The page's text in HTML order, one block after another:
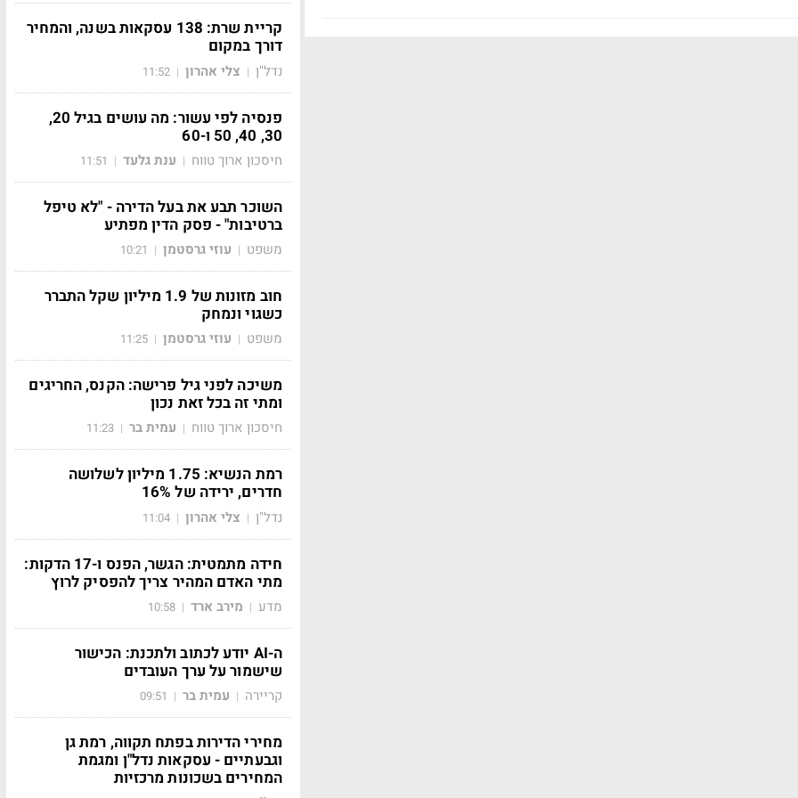
קריית שרת: 138 עסקאות בשנה, והמחיר
דורך במקום
נדל"ן | צלי אהרון |
11:52
פנסיה לפי עשור: מה עושים בגיל 20,
30, 40, 50 ו-60
חיסכון ארוך טווח | ענת גלעד |
11:51
השוכר תבע את בעל הדירה - "לא טיפל
ברטיבות" - פסק הדין מפתיע
משפט | עוזי גרסטמן |
10:21
חוב מזונות של 1.9 מיליון שקל התברר
כשגוי ונמחק
משפט | עוזי גרסטמן |
11:25
משיכה לפני גיל פרישה: הקנס, החריגים
ומתי זה בכל זאת נכון
חיסכון ארוך טווח | עמית בר |
11:23
רמת הנשיא: 1.75 מיליון לשלושה
חדרים, ירידה של 16%
נדל"ן | צלי אהרון |
11:04
חידה מתמטית: הגשר, הפנס ו-17 הדקות:
מתי האדם המהיר צריך להפסיק לרוץ
מדע | מירב ארד |
10:58
ה-AI יודע לכתוב ולתכנת: הכישור
שישמור על ערך העובדים
קריירה | עמית בר |
09:51
מחירי הדירות בפתח תקווה, רמת גן
וגבעתיים - עסקאות נדל"ן ומגמת
המחירים בשכונות מרכזיות